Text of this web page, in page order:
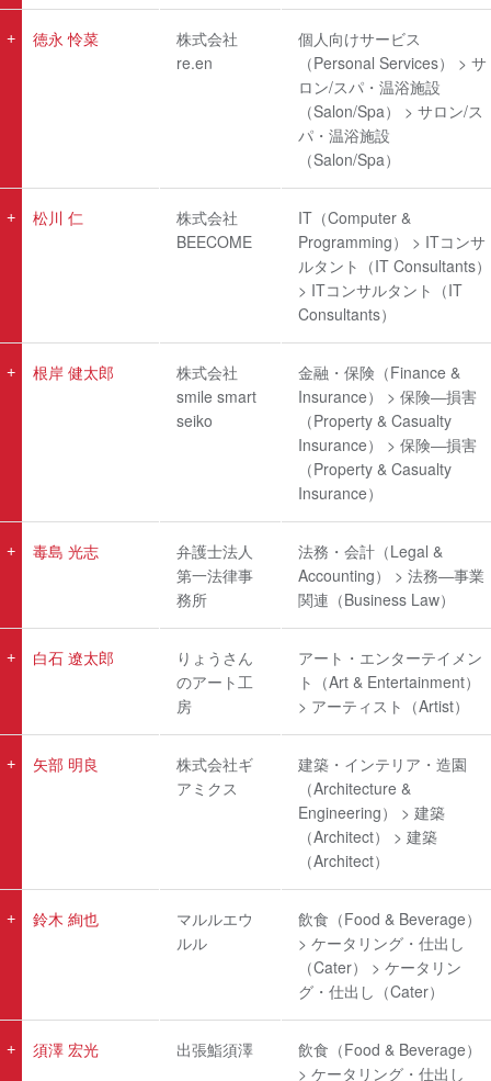
徳永 怜菜
株式会社
re.en
個人向けサービス
（Personal Services） > サ
ロン/スパ・温浴施設
（Salon/Spa） > サロン/ス
パ・温浴施設
（Salon/Spa）
松川 仁
株式会社
BEECOME
IT（Computer &
Programming） > ITコンサ
ルタント（IT Consultants）
> ITコンサルタント（IT
Consultants）
根岸 健太郎
株式会社
smile smart
seiko
金融・保険（Finance &
Insurance） > 保険―損害
（Property & Casualty
Insurance） > 保険―損害
（Property & Casualty
Insurance）
毒島 光志
弁護士法人
第一法律事
務所
法務・会計（Legal &
Accounting） > 法務―事業
関連（Business Law）
白石 遼太郎
りょうさん
のアート工
房
アート・エンターテイメン
ト（Art & Entertainment）
> アーティスト（Artist）
矢部 明良
株式会社ギ
アミクス
建築・インテリア・造園
（Architecture &
Engineering） > 建築
（Architect） > 建築
（Architect）
鈴木 絢也
マルルエウ
ルル
飲食（Food & Beverage）
> ケータリング・仕出し
（Cater） > ケータリン
グ・仕出し（Cater）
須澤 宏光 出張鮨須澤
飲食（Food & Beverage）
> ケータリング・仕出し